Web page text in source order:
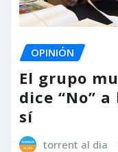
OPINIÓN
El grupo
dice “No”
sí
torrent al dia